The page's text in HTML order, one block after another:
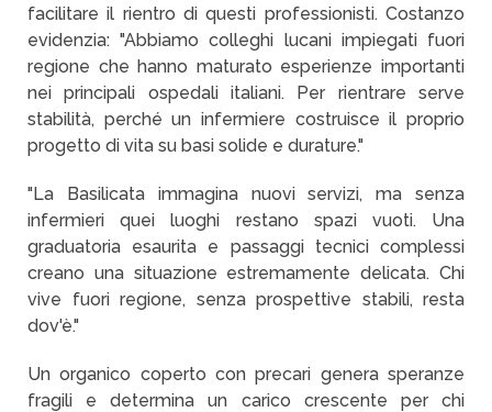
facilitare il rientro di questi professionisti. Costanzo
evidenzia: "Abbiamo colleghi lucani impiegati fuori
regione che hanno maturato esperienze importanti
nei principali ospedali italiani. Per rientrare serve
stabilità, perché un infermiere costruisce il proprio
progetto di vita su basi solide e durature."
"La Basilicata immagina nuovi servizi, ma senza
infermieri quei luoghi restano spazi vuoti. Una
graduatoria esaurita e passaggi tecnici complessi
creano una situazione estremamente delicata. Chi
vive fuori regione, senza prospettive stabili, resta
dov'è."
Un organico coperto con precari genera speranze
fragili e determina un carico crescente per chi